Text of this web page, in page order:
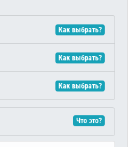
Как выбрать?
Как выбрать?
Как выбрать?
Что это?